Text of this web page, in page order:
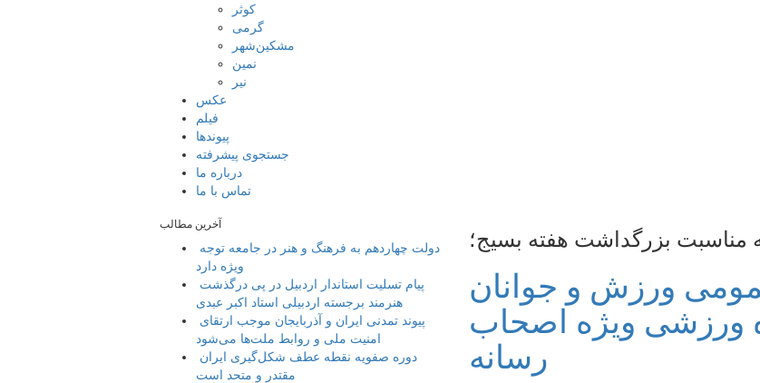
کوثر
گرمی
مشکین‌شهر
نمین
نیر
عکس
فیلم
پیوندها
جستجوی پیشرفته
درباره ما
تماس با ما
مناسبت بزرگداشت هفته بسیج؛
ورزش و جوانان
ورزشی ویژه اصحاب
رسانه
آخرین مطالب
ویژه دارد
هنرمند برجسته اردبیلی استاد اکبر عبدی
امنیت ملی و روابط ملت‌ها می‌شود
مقتدر و متحد است